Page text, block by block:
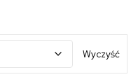
Wyczyść